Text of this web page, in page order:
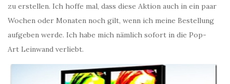
zu erstellen. Ich hoffe mal, dass diese Aktion auch in ein paar
Wochen oder Monaten noch gilt, wenn ich meine Bestellung
aufgeben werde. Ich habe mich nämlich sofort in die Pop-
Art Leinwand verliebt.